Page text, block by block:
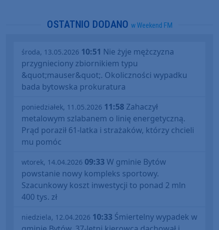
OSTATNIO DODANO w Weekend FM
środa, 13.05.2026 10:51 Nie żyje mężczyzna
przygnieciony zbiornikiem typu
&quot;mauser&quot;. Okoliczności wypadku
bada bytowska prokuratura
poniedziałek, 11.05.2026 11:58 Zahaczył
metalowym szlabanem o linię energetyczną.
Prąd poraził 61-latka i strażaków, którzy chcieli
mu pomóc
wtorek, 14.04.2026 09:33W gminie Bytów
powstanie nowy kompleks sportowy.
Szacunkowy koszt inwestycji to ponad 2 mln
400 tys. zł
niedziela, 12.04.2026 10:33 Śmiertelny wypadek w